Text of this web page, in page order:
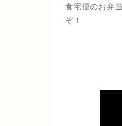
食宅便のお弁
ぞ！